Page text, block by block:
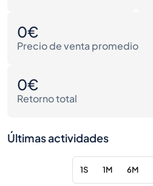
0€
Precio de venta promedio
0€
Retorno total
Últimas actividades
1S 1M 6M